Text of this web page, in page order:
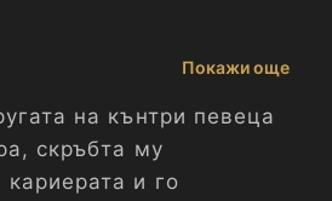
Покажи още
на кънтри певеца
скръбта му
и го